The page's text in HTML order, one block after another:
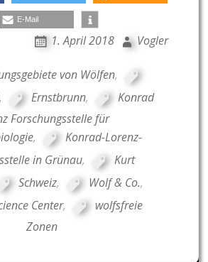
E-Mail
1. April 2018 Vogler
von Wölfen,
Ernstbrunn,
Konrad
Forschungsstelle für
,
Konrad-Lorenz-
in Grünau,
Kurt
Schweiz, Wolf & Co.,
Center,
wolfsfreie
Zonen